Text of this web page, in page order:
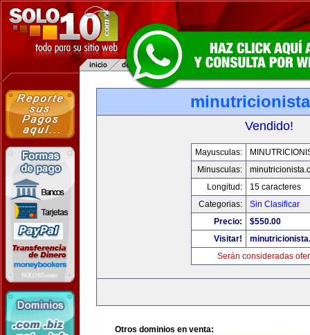
Vendido!
Mayusculas:
Minusculas:
Longitud:
15 caracteres
Categorias:
Sin Clasificar
Precio:
$550.00
Visitar!
Serán consideradas
Otros dominios en venta: